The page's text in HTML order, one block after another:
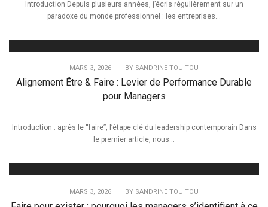
Introduction Depuis plusieurs années, j’écris régulièrement sur un
paradoxe du monde professionnel : les entreprises...
MARS 3, 2026 BY SANDRINE TOUITOU
Alignement Être & Faire : Levier de Performance Durable
pour Managers
Introduction : après le “faire”, l’étape clé du leadership contemporain Dans
le premier article, nous...
MARS 3, 2026 | BY SANDRINE TOUITOU